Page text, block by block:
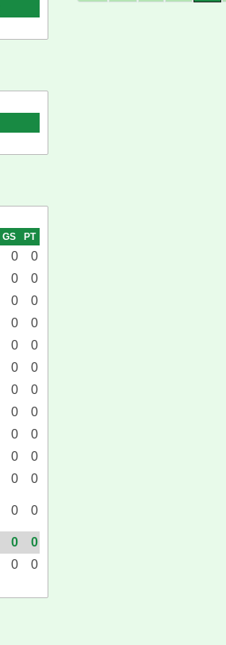
GS PT
0
0
0
0
0
0
0
0
0
0
0
0
0
0
0
0
0
0
0
0
0 0
0 0
0
0
0 0